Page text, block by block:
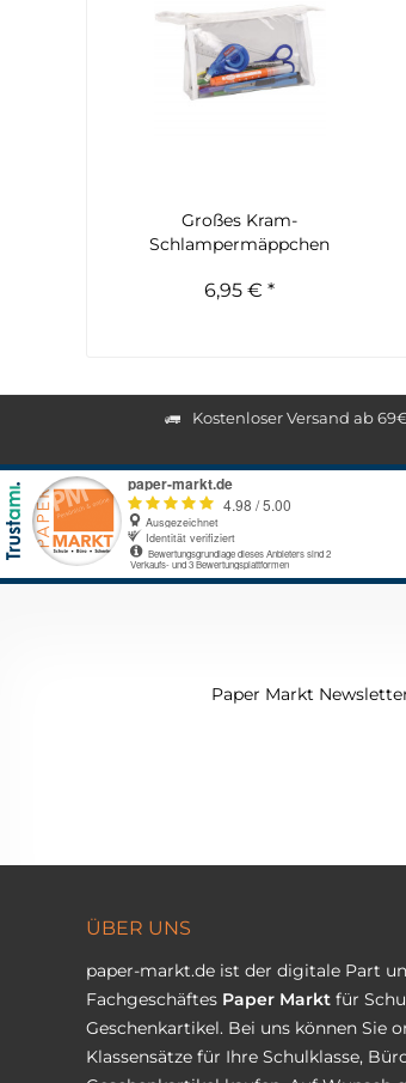
Großes Kram-
Schlampermäppchen
6,95 € *
Kostenloser Versand ab
Paper Markt
ÜBER UNS
paper-markt.de ist der digitale Part
Fachgeschäftes Paper Markt für
Geschenkartikel. Bei uns können Sie
Klassensätze für Ihre Schulklasse,